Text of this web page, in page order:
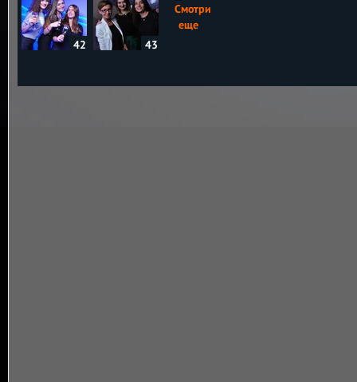
42 43
Смотри
еще